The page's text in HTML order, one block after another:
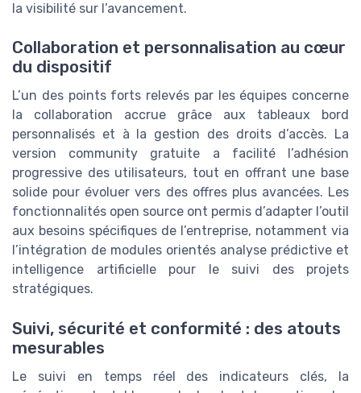
la visibilité sur l’avancement.
Collaboration et personnalisation au cœur
du dispositif
L’un des points forts relevés par les équipes concerne
la collaboration accrue grâce aux tableaux bord
personnalisés et à la gestion des droits d’accès. La
version community gratuite a facilité l’adhésion
progressive des utilisateurs, tout en offrant une base
solide pour évoluer vers des offres plus avancées. Les
fonctionnalités open source ont permis d’adapter l’outil
aux besoins spécifiques de l’entreprise, notamment via
l’intégration de modules orientés analyse prédictive et
intelligence artificielle pour le suivi des projets
stratégiques.
Suivi, sécurité et conformité : des atouts
mesurables
Le suivi en temps réel des indicateurs clés, la